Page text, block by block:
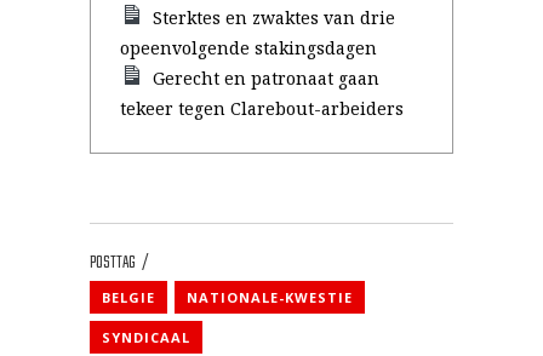
Sterktes en zwaktes van drie
opeenvolgende stakingsdagen
Gerecht en patronaat gaan
tekeer tegen Clarebout-arbeiders
POSTTAG
BELGIE NATIONALE-KWESTIE
SYNDICAAL